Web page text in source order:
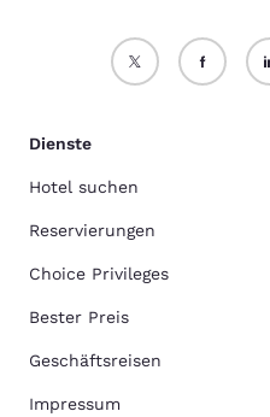
Dienste
Hotel suchen
Reservierungen
Choice Privileges
Bester Preis
Geschäftsreisen
Impressum